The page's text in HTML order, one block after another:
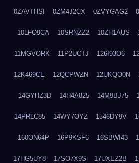
0ZAVTHSI 0ZM4J2CX 0ZVYGAG2
10LFO9CA 10SRNZZ2 10ZH1AUS
11MGVORK 11P2UCTJ 126I93O6
12K469CE 12QCPWZN 12UKQO0N
14GYHZ3D 14H4A825 14M9BJ75
14PRLC85 14WY7OYZ 1546DY9V
160ON64P 16P9KSF6 16SBWI43
17HG5UY8 17SO7X9S 17UXEZ2B